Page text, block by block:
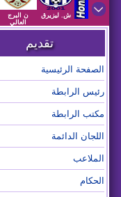
ش. ليزيرق
ن البرج
العالي
تقديم
الصفحة الرئيسية
رئيس الرابطة
مكتب الرابطة
اللجان الدائمة
الملاعب
الحكام